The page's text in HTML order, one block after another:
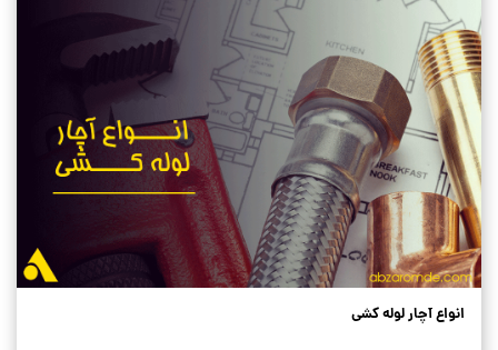
انواع آچار لوله کشی